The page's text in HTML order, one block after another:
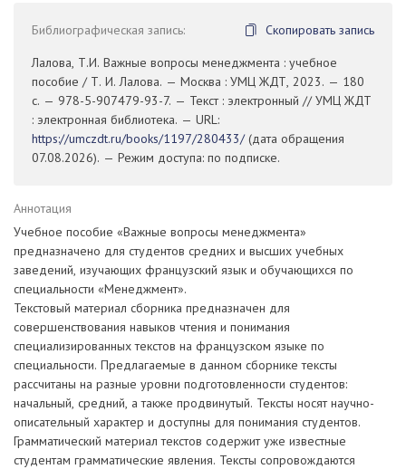
Библиографическая запись:
Скопировать запись
Лалова, Т.И. Важные вопросы менеджмента : учебное
пособие / Т. И. Лалова. — Москва : УМЦ ЖДТ, 2023. — 180
с. — 978-5-907479-93-7. — Текст : электронный // УМЦ ЖДТ
: электронная библиотека. — URL:
https://umczdt.ru/books/1197/280433/(дата обращения
07.08.2026). — Режим доступа: по подписке.
Аннотация
Учебное пособие «Важные вопросы менеджмента»
предназначено для студентов средних и высших учебных
заведений, изучающих французский язык и обучающихся по
специальности «Менеджмент».
Текстовый материал сборника предназначен для
совершенствования навыков чтения и понимания
специализированных текстов на французском языке по
специальности. Предлагаемые в данном сборнике тексты
рассчитаны на разные уровни подготовленности студентов:
начальный, средний, а также продвинутый. Тексты носят научно-
описательный характер и доступны для понимания студентов.
Грамматический материал текстов содержит уже известные
студентам грамматические явления. Тексты сопровождаются